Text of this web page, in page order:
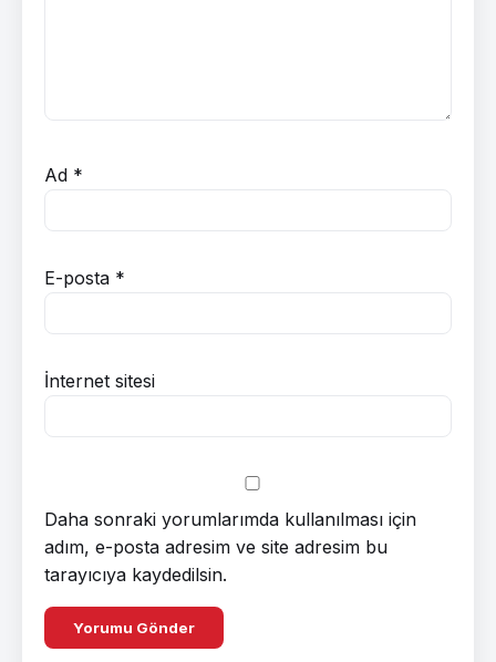
Ad *
E-posta *
İnternet sitesi
Daha sonraki yorumlarımda kullanılması için
adım, e-posta adresim ve site adresim bu
tarayıcıya kaydedilsin.